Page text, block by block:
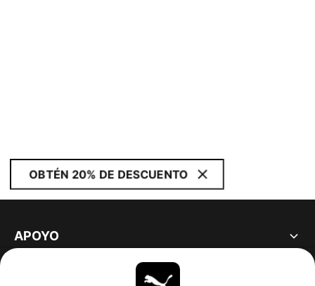
OBTÉN 20% DE DESCUENTO
APOYO